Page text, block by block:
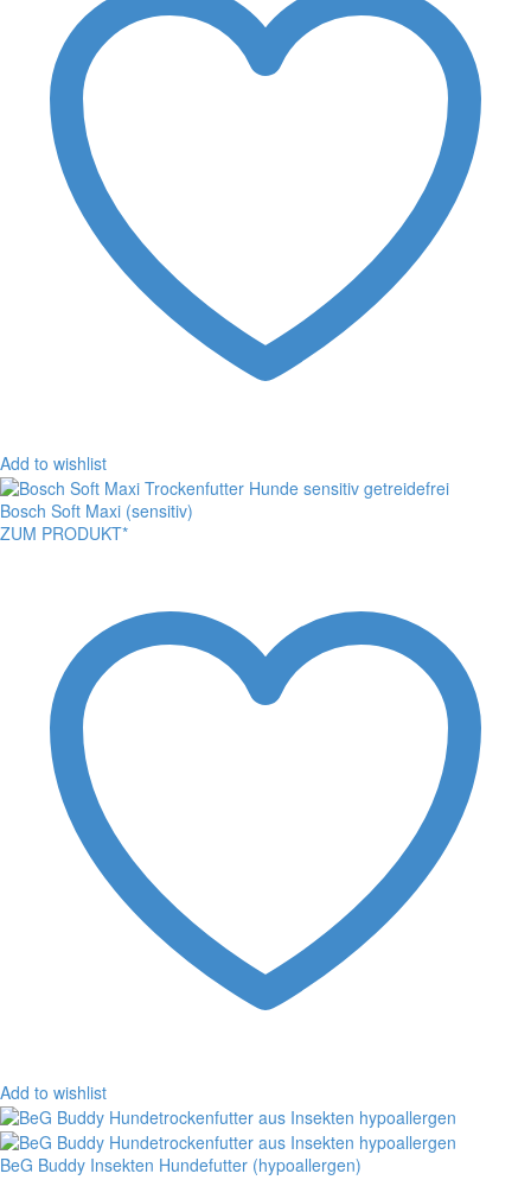
Add to wishlist
Bosch Soft Maxi (sensitiv)
ZUM PRODUKT*
Add to wishlist
BeG Buddy Insekten Hundefutter (hypoallergen)